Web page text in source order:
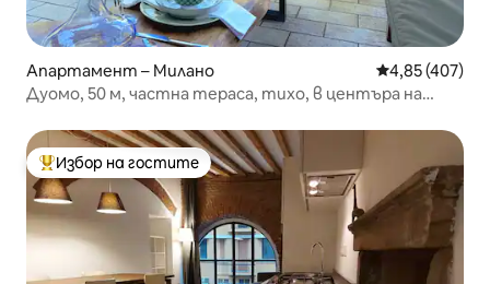
Апартамент – Милано Средна
4,85 (407)
Дуомо, 50 м, частна тераса, тихо, в центъра на
Най-популярен избор на гостите
Избор на гостите